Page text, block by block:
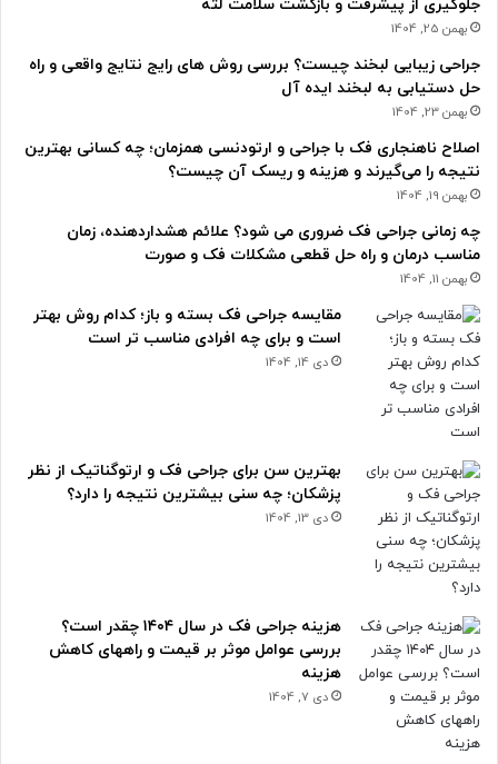
جلوگیری از پیشرفت و بازگشت سلامت لثه
بهمن 25, 1404
جراحی زیبایی لبخند چیست؟ بررسی روش های رایج نتایج واقعی و راه
حل دستیابی به لبخند ایده آل
بهمن 23, 1404
اصلاح ناهنجاری فک با جراحی و ارتودنسی همزمان؛ چه کسانی بهترین
نتیجه را می‌گیرند و هزینه و ریسک آن چیست؟
بهمن 19, 1404
چه زمانی جراحی فک ضروری می شود؟ علائم هشداردهنده، زمان
مناسب درمان و راه حل قطعی مشکلات فک و صورت
بهمن 11, 1404
مقایسه جراحی فک بسته و باز؛ کدام روش بهتر
است و برای چه افرادی مناسب تر است
دی 14, 1404
بهترین سن برای جراحی فک و ارتوگناتیک از نظر
پزشکان؛ چه سنی بیشترین نتیجه را دارد؟
دی 13, 1404
هزینه جراحی فک در سال ۱۴۰۴ چقدر است؟
بررسی عوامل موثر بر قیمت و راههای کاهش
هزینه
دی 7, 1404